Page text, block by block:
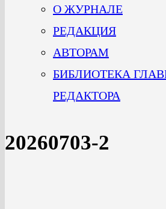
О ЖУРНАЛЕ
РЕДАКЦИЯ
АВТОРАМ
БИБЛИОТЕКА
РЕДАКТОРА
20260703-2